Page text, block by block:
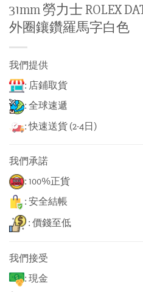
31mm 勞力士 ROLEX
外圈鑲鑽羅馬字白色
我們提供
: 店鋪取貨
: 全球速遞
: 快速送貨 (2-4日)
我們承諾
: 100%正貨
: 安全結帳
: 價錢至低
我們接受
: 現金